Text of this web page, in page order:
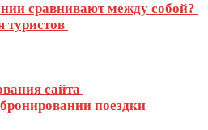
сравнивают между собой?
туристов
сайта
поездки